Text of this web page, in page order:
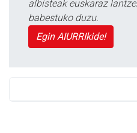
albisteak euskaraz
babestuko duzu.
Egin AIURRIkide!